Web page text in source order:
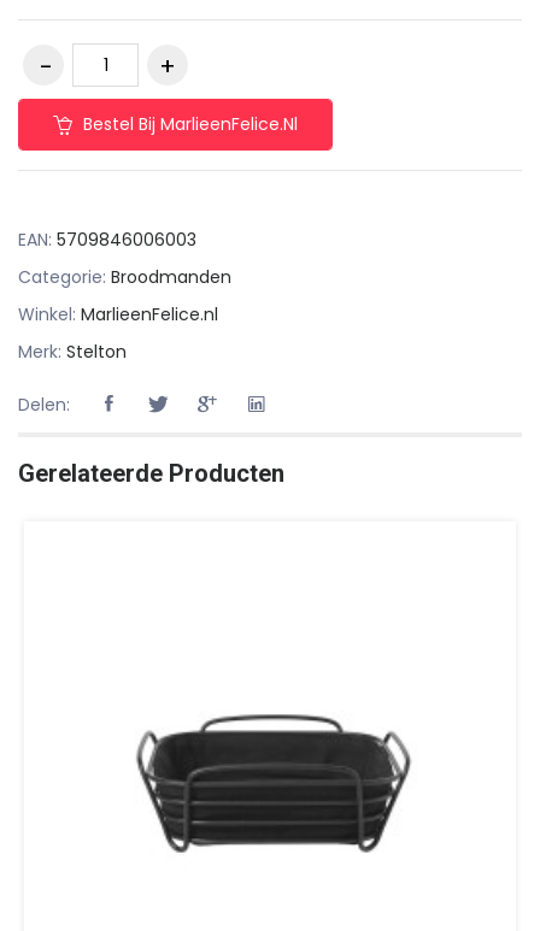
Bestel Bij MarlieenFelice.nl
EAN: 5709846006003
Categorie: Broodmanden
Winkel: MarlieenFelice.nl
Merk: Stelton
Delen:
Gerelateerde Producten